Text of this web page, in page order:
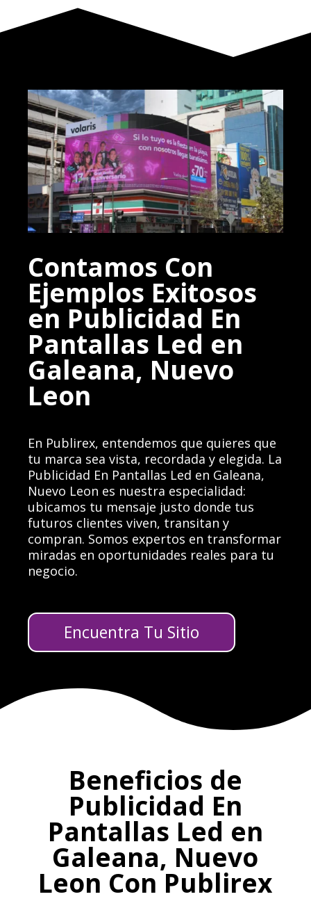
Contamos Con
Ejemplos Exitosos
en Publicidad En
Pantallas Led en
Galeana, Nuevo
Leon
En Publirex, entendemos que quieres que
tu marca sea vista, recordada y elegida. La
Publicidad En Pantallas Led en Galeana,
Nuevo Leon es nuestra especialidad:
ubicamos tu mensaje justo donde tus
futuros clientes viven, transitan y
compran. Somos expertos en transformar
miradas en oportunidades reales para tu
negocio.
Encuentra Tu Sitio
Beneficios de
Publicidad En
Pantallas Led en
Galeana, Nuevo
Leon Con Publirex